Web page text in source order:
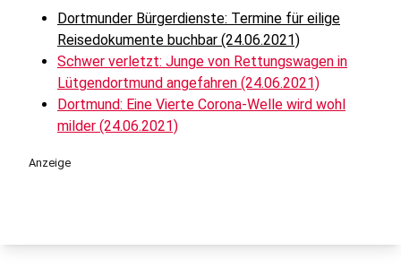
Dortmunder Bürgerdienste: Termine für eilige
Reisedokumente buchbar (24.06.2021)
Schwer verletzt: Junge von Rettungswagen in
Lütgendortmund angefahren (24.06.2021)
Dortmund: Eine Vierte Corona-Welle wird wohl
milder (24.06.2021)
Anzeige